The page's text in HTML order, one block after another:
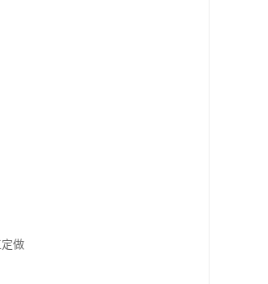
做